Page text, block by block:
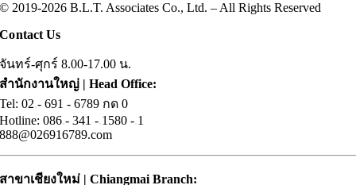
© 2019-2026 B.L.T. Associates Co., Ltd. – All Rights Reserved
Contact Us
จันทร์-ศุกร์ 8.00-17.00 น.
สำนักงานใหญ่ | Head Office:
Tel: 02.- 691 - 6789 กด 0
Hotline: 086.- 341 -.1580 -.1
888@026916789.com
สาขาเชียงใหม่ | Chiangmai Branch: